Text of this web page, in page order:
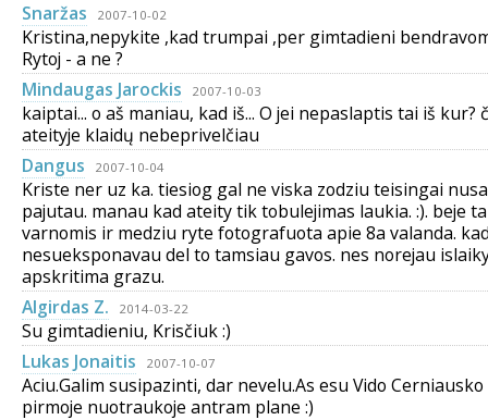
Snaržas
2007-10-02
Kristina,nepykite ,kad trumpai ,per gimtadieni
Rytoj - a ne ?
Mindaugas Jarockis
2007-10-03
kaiptai... o aš maniau, kad iš... O jei nepaslaptis tai iš kur?
ateityje klaidų nebeprivelčiau
Dangus
2007-10-04
Kriste ner uz ka. tiesiog gal ne viska zodziu teisingai
pajutau. manau kad ateity tik tobulejimas laukia. :). beje
varnomis ir medziu ryte fotografuota apie 8a valanda.
nesueksponavau del to tamsiau gavos. nes norejau
apskritima grazu.
Algirdas Z.
2014-03-22
Su gimtadieniu, Krisčiuk :)
Lukas Jonaitis
2007-10-07
Aciu.Galim susipazinti, dar nevelu.As esu Vido
pirmoje nuotraukoje antram plane :)